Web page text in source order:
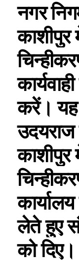
नगर
काशीपुर
करें। यह
काशीपुर
लेते हुए
को दिए।